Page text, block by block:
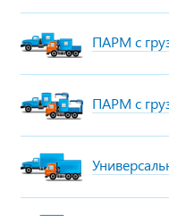
ПАРМ с
ПАРМ с